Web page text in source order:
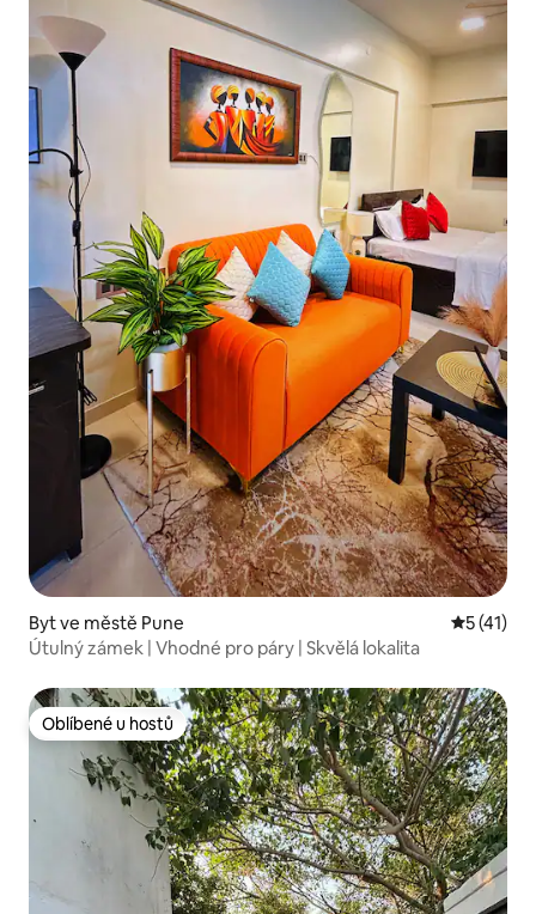
Byt ve městě Pune
5 (41)
Útulný zámek | Vhodné pro páry | Skvělá lokalita
Oblíbené u hostů
Oblíbené u hostů